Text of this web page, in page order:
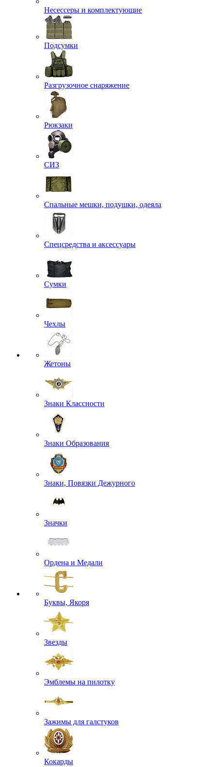
Несессеры и комплектующие
Подсумки
Разгрузочное снаряжение
Рюкзаки
СИЗ
Спальные мешки, подушки, одеяла
Спецсредства и аксессуары
Сумки
Чехлы
Жетоны
Знаки Классности
Знаки Образования
Знаки, Повязки Дежурного
Значки
Ордена и Медали
Буквы, Якоря
Звезды
Эмблемы на пилотку
Зажимы для галстуков
Кокарды